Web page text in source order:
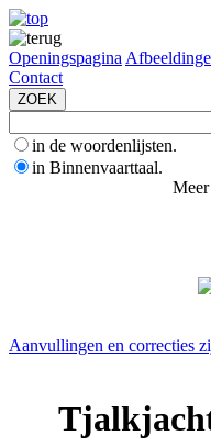
Openingspagina
Contact
in de woordenlijsten.
in Binnenvaarttaal.
Aanvullingen en correcties